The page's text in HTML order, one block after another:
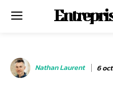
Nathan Laurent 6